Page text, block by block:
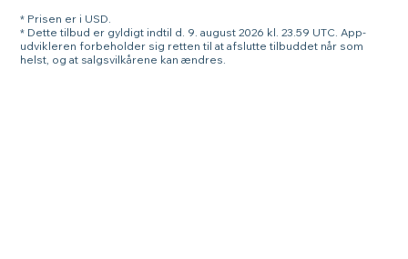
* Prisen er i USD.
* Dette tilbud er gyldigt indtil d. 9. august 2026 kl. 23.59 UTC. App-
udvikleren forbeholder sig retten til at afslutte tilbuddet når som
helst, og at salgsvilkårene kan ændres.